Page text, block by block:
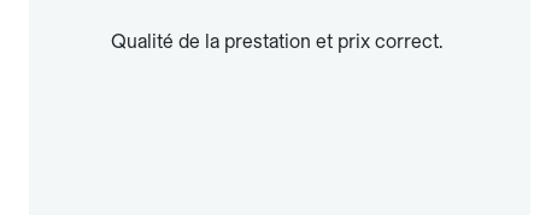
Qualité de la prestation et prix correct.